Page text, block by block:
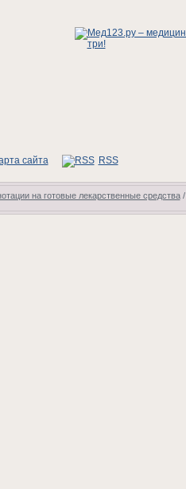
сайта RSS
на готовые лекарственные средства/